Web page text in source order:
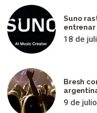
Suno
entrenar
18 de
Bresh
9 de